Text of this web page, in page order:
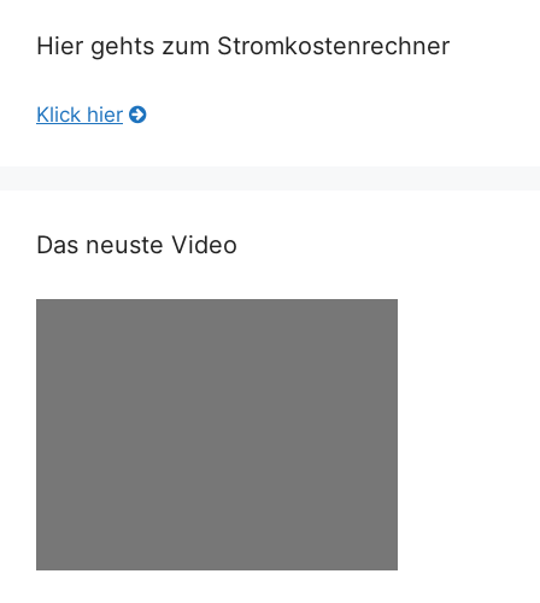
Hier gehts zum Stromkostenrechner
Klick hier
Das neuste Video